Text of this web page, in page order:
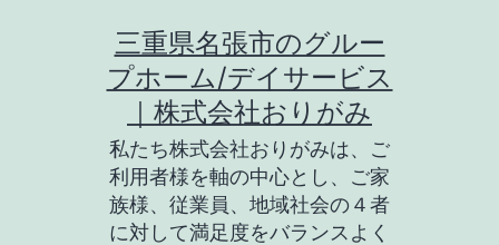
三重県名張市のグルー
プホーム/デイサービス
｜株式会社おりがみ
私たち株式会社おりがみは、ご
利用者様を軸の中心とし、ご家
族様、従業員、地域社会の４者
に対して満足度をバランスよく